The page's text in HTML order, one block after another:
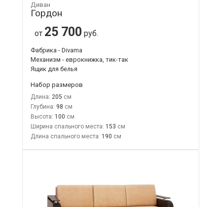
Диван
Гордон
от 25 700 руб.
Фабрика - Divama
Механизм - еврокнижка, тик-так
Ящик для белья
Набор размеров
Длина: 205
Глубина: 98
Высота: 100
Ширина спального места: 153
Длина спального места: 190